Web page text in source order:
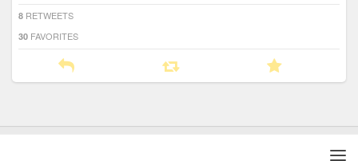
8 RETWEETS
30 FAVORITES